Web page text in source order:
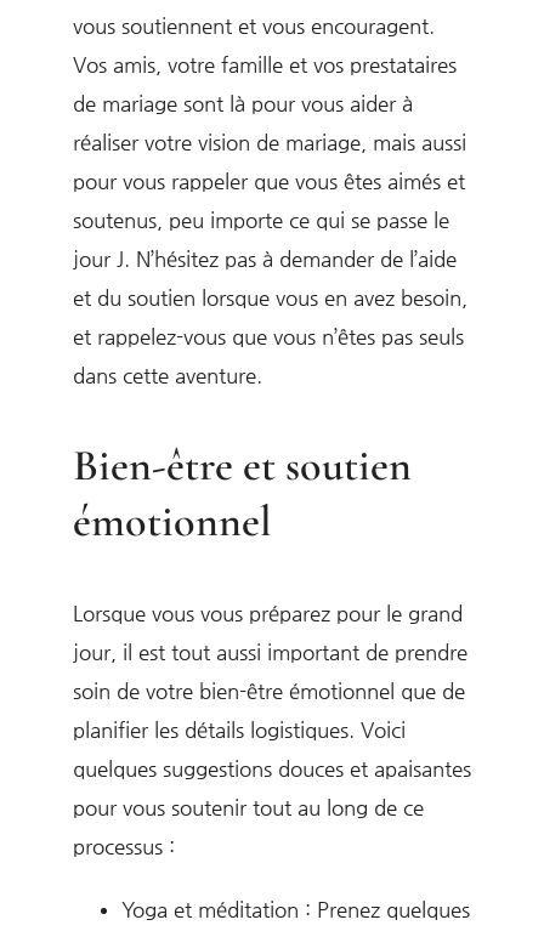
vous soutiennent et vous encouragent.
Vos amis, votre famille et vos prestataires
de mariage sont là pour vous aider à
réaliser votre vision de mariage, mais aussi
pour vous rappeler que vous êtes aimés et
soutenus, peu importe ce qui se passe le
jour J. N’hésitez pas à demander de l’aide
et du soutien lorsque vous en avez besoin,
et rappelez-vous que vous n’êtes pas seuls
dans cette aventure.
Bien-être et soutien
émotionnel
Lorsque vous vous préparez pour le grand
jour, il est tout aussi important de prendre
soin de votre bien-être émotionnel que de
planifier les détails logistiques. Voici
quelques suggestions douces et apaisantes
pour vous soutenir tout au long de ce
processus :
Yoga et méditation : Prenez quelques